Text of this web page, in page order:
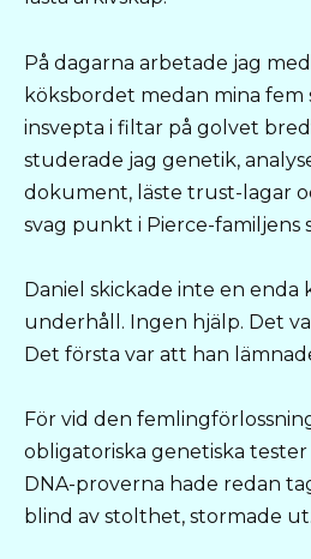
På dagarna arbetade jag
köksbordet medan mina fem
insvepta i filtar på golvet
studerade jag genetik,
dokument, läste trust-lagar
svag punkt i Pierce-familjens
Daniel skickade inte en enda
underhåll. Ingen hjälp. Det
Det första var att han
För vid den
obligatoriska genetiska
DNA-proverna hade redan
blind av stolthet, stormade ut.